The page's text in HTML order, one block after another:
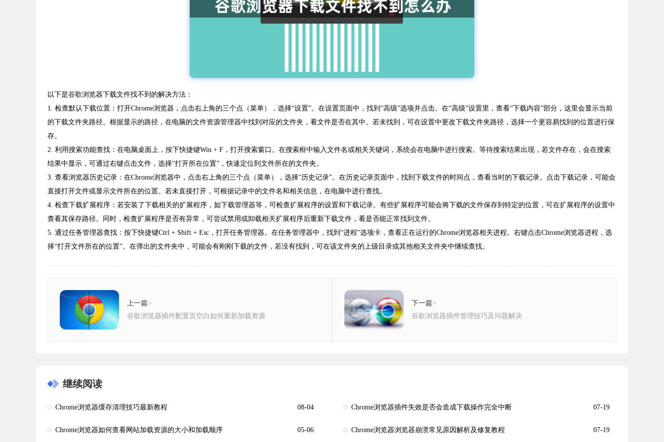
以下是谷歌浏览器下载文件找不到的解决方法：
1. 检查默认下载位置：打开Chrome浏览器，点击右上角的三个点（菜单），选择“设置”。在设置页面中，找到“高级”选项并点击。在“高级”设置里，查看“下载内容”部分，这里会显示当前
的下载文件夹路径。根据显示的路径，在电脑的文件资源管理器中找到对应的文件夹，看文件是否在其中。若未找到，可在设置中更改下载文件夹路径，选择一个更容易找到的位置进行保
存。
2. 利用搜索功能查找：在电脑桌面上，按下快捷键Win + F，打开搜索窗口。在搜索框中输入文件名或相关关键词，系统会在电脑中进行搜索。等待搜索结果出现，若文件存在，会在搜索
结果中显示，可通过右键点击文件，选择“打开所在位置”，快速定位到文件所在的文件夹。
3. 查看浏览器历史记录：在Chrome浏览器中，点击右上角的三个点（菜单），选择“历史记录”。在历史记录页面中，找到下载文件的时间点，查看当时的下载记录。点击下载记录，可能会
直接打开文件或显示文件所在的位置。若未直接打开，可根据记录中的文件名和相关信息，在电脑中进行查找。
4. 检查下载扩展程序：若安装了下载相关的扩展程序，如下载管理器等，可检查扩展程序的设置和下载记录。有些扩展程序可能会将下载的文件保存到特定的位置，可在扩展程序的设置中
查看其保存路径。同时，检查扩展程序是否有异常，可尝试禁用或卸载相关扩展程序后重新下载文件，看是否能正常找到文件。
5. 通过任务管理器查找：按下快捷键Ctrl + Shift + Esc，打开任务管理器。在任务管理器中，找到“进程”选项卡，查看正在运行的Chrome浏览器相关进程。右键点击Chrome浏览器进程，选
择“打开文件所在的位置”。在弹出的文件夹中，可能会有刚刚下载的文件，若没有找到，可在该文件夹的上级目录或其他相关文件夹中继续查找。
上一篇>
谷歌浏览器插件配置页空白如何重新加载资源
下一篇>
谷歌浏览器插件管理技巧及问题解决
继续阅读
Chrome浏览器缓存清理技巧最新教程 08-04 Chrome浏览器插件失效是否会造成下载操作完全中断 07-19
Chrome浏览器如何查看网站加载资源的大小和加载顺序 05-06 Chrome浏览器浏览器崩溃常见原因解析及修复教程 07-19